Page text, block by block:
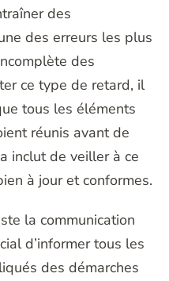
des
des erreurs les plus
des
ce type de retard, il
tous les éléments
réunis avant de
inclut de veiller à ce
à jour et conformes.
la communication
d’informer tous les
des démarches